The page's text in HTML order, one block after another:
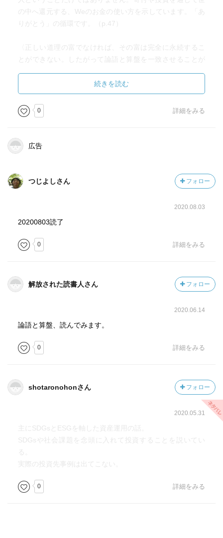
の中へ還元する、Weのお金の使い方を示しています。「あ
りがとう」の循環です。（p.47）
〈正しい道理の富でなければ、その富は完全に永続するこ
とができない。したがって論語と算盤を一致させることが
上がっても下がっても、「そういうものだから」と、ある
意味であきらめることが大事です。儲かる、儲からないと
いったストレスに惑わされることなく、コツコツと資産を
のある成長といえます。（p.149）
す。それは「口数」です。価格が下がる局面では、「口
数」がさらに増えます。このことは、何のミスリードでも
有識者座談会は、2020年の春に報告書をまとめました。そ
こでは、感染症対策の財源を確保する新たな入出国税の設
置、環境に配慮するグリーンボンドの投資家の税優遇や発
受け入れが良かったと感じた提言が、「インパクト投資」
インパクト投資とは、測定可能なポジティブ社会的インパ
クト「と」経済的リターンの両立を目指す投資です。まさ
行為です。（p.195）
は、その方が社会的課題解決のために大きな金額の流れが
動き出す可能性があるからです。（p.207）
続きを読む
0 詳細をみる
広告
つじよしさん フォロー
2020.08.03
20200803読了
0 詳細をみる
解放された読書人さん フォロー
2020.06.14
論語と算盤、読んでみます。
0 詳細をみる
shotaronohonさん フォロー
2020.05.31
主にSDGsとESGを軸した資産運用の話。
SDGsや社会課題を念頭に入れて投資することを説いてい
る。
実際の投資先事例は出てこない。
0 詳細をみる